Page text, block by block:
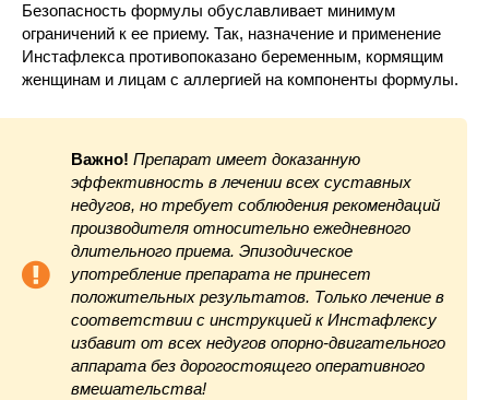
Безопасность формулы обуславливает минимум
ограничений к ее приему. Так, назначение и применение
Инстафлекса противопоказано беременным, кормящим
женщинам и лицам с аллергией на компоненты формулы.
Важно! Препарат имеет доказанную
эффективность в лечении всех суставных
недугов, но требует соблюдения рекомендаций
производителя относительно ежедневного
длительного приема. Эпизодическое
употребление препарата не принесет
положительных результатов. Только лечение в
соответствии с инструкцией к Инстафлексу
избавит от всех недугов опорно-двигательного
аппарата без дорогостоящего оперативного
вмешательства!